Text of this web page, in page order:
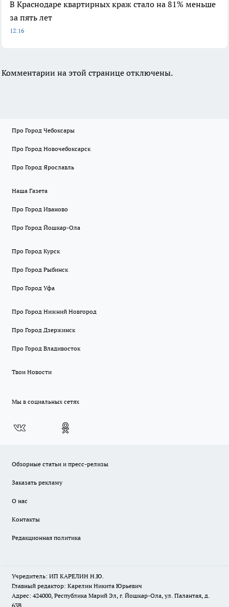
В Краснодаре квартирных краж стало на 81% меньше
за пять лет
12:16
Комментарии на этой странице отключены.
Про Город Чебоксары
Про Город Новочебоксарск
Про Город Ярославль
Наша Газета
Про Город Иваново
Про Город Йошкар-Ола
Про Город Курск
Про Город Рыбинск
Про Город Уфа
Про Город Нижний Новгород
Про Город Дзержинск
Про Город Владивосток
Твои Новости
Мы в социальных сетях
Обзорные статьи и пресс-релизы
Заказать рекламу
О нас
Контакты
Редакционная политика
Учредитель: ИП КАРЕЛИН Н.Ю.
Главный редактор: Карелин Никита Юрьевич
Адрес: 424000, Республика Марий Эл, г. Йошкар-Ола, ул. Палантая, д.
63В